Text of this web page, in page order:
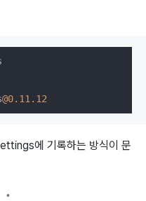
@0.11 .12
에 기록하는 방식이 문